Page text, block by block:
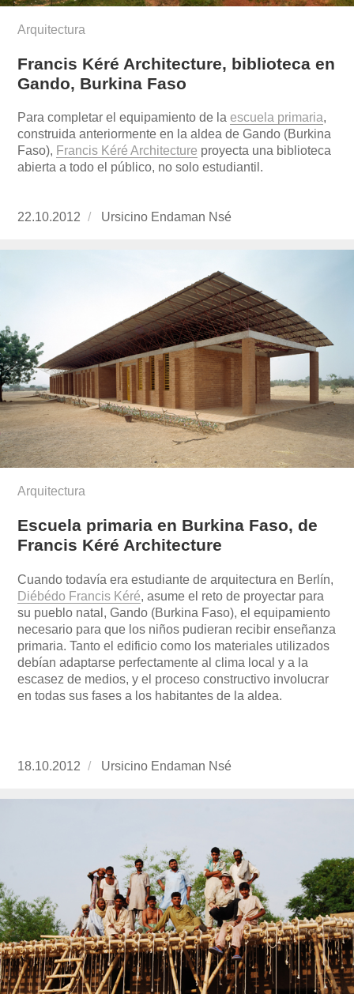
Arquitectura
Francis Kéré Architecture, biblioteca en
Gando, Burkina Faso
Para completar el equipamiento de laescuela primaria,
construida anteriormente en la aldea de Gando (Burkina
Faso), Francis Kéré Architecture proyecta una biblioteca
abierta a todo el público, no solo estudiantil.
Publicado
22.10.2012
https://www.experimenta.es/author/ursicino-
Ursicino Endaman Nsé
Arquitectura
Escuela primaria en Burkina Faso, de
Francis Kéré Architecture
Cuando todavía era estudiante de arquitectura en Berlín,
Diébédo Francis Kéré, asume el reto de proyectar para
su pueblo natal, Gando (Burkina Faso), el equipamiento
necesario para que los niños pudieran recibir enseñanza
primaria. Tanto el edificio como los materiales utilizados
debían adaptarse perfectamente al clima local y a la
escasez de medios, y el proceso constructivo involucrar
en todas sus fases a los habitantes de la aldea.
Publicado
18.10.2012
https://www.experimenta.es/author/ursicino-
Ursicino Endaman Nsé